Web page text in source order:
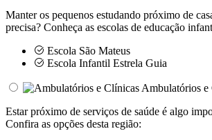
Manter os pequenos estudando próximo de
precisa? Conheça as escolas de educação
Escola São Mateus
Escola Infantil Estrela Guia
Ambulatórios e
Estar próximo de serviços de saúde é algo
Confira as opções desta região: